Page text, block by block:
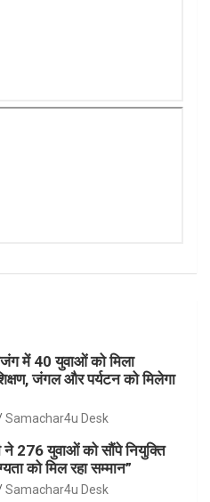
में 40 युवाओं को मिला
जंगल और पर्यटन को मिलेगा
Samachar4u Desk
ने 276 युवाओं को सौंपे नियुक्ति
को मिल रहा सम्मान”
Samachar4u Desk